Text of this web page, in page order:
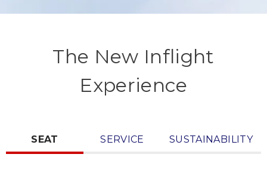
The New Inflight
Experience
SEAT SERVICE SUSTAINABILITY